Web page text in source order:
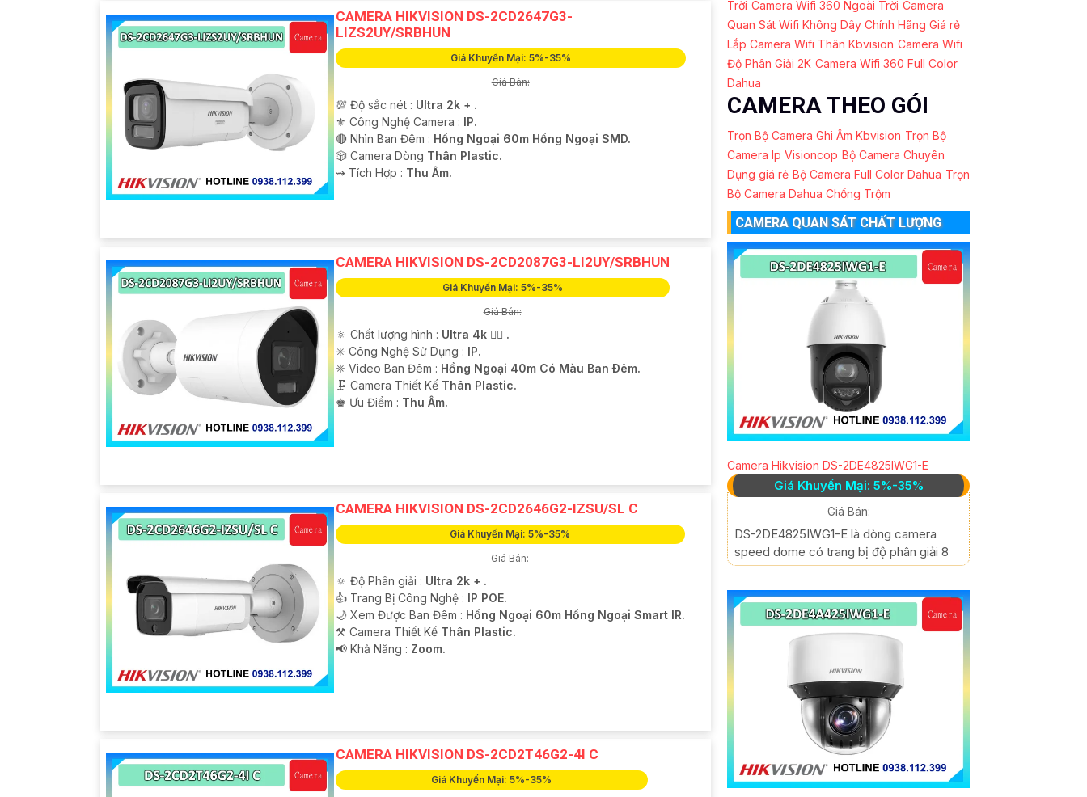
CAMERA HIKVISION DS-2CD2647G3-
LIZS2UY/SRBHUN
Giá Khuyến Mại: 5%-35%
Giá Bán:
💯 Độ sắc nét : Ultra 2k + .
⚜️ Công Nghệ Camera : IP.
🔴 Nhìn Ban Đêm : Hồng Ngoại 60m Hồng Ngoại SMD.
🎲 Camera Dòng Thân Plastic.
️⇝ Tích Hợp : Thu Âm.
CAMERA HIKVISION DS-2CD2087G3-LI2UY/SRBHUN
Giá Khuyến Mại: 5%-35%
Giá Bán:
🔅 Chất lượng hình : Ultra 4k 👍🏾 .
✳️ Công Nghệ Sử Dụng : IP.
❈ Video Ban Đêm : Hồng Ngoại 40m Có Màu Ban Ðêm.
🗜️ Camera Thiết Kế Thân Plastic.
️♚ Ưu Điểm : Thu Âm.
CAMERA HIKVISION DS-2CD2646G2-IZSU/SL C
Giá Khuyến Mại: 5%-35%
Giá Bán:
🔅 Độ Phân giải : Ultra 2k + .
👍 Trang Bị Công Nghệ : IP POE.
🌙 Xem Được Ban Đêm : Hồng Ngoại 60m Hồng Ngoại Smart IR.
⚒ Camera Thiết Kế Thân Plastic.
️📢 Khả Năng : Zoom.
CAMERA HIKVISION DS-2CD2T46G2-4I C
Giá Khuyến Mại: 5%-35%
Trời Camera Wifi 360 Ngoài Trời Camera
Quan Sát Wifi Không Dây Chính Hãng Giá rẻ
Lắp Camera Wifi Thân Kbvision Camera Wifi
Độ Phân Giải 2K Camera Wifi 360 Full Color
Dahua
CAMERA THEO GÓI
Trọn Bộ Camera Ghi Âm Kbvision Trọn Bộ
Camera Ip Visioncop Bộ Camera Chuyên
Dụng giá rẻ Bộ Camera Full Color Dahua Trọn
Bộ Camera Dahua Chống Trộm
CAMERA QUAN SÁT CHẤT LƯỢNG
Camera Hikvision DS-2DE4825IWG1-E
Giá Khuyến Mại: 5%-35%
Giá Bán:
DS-2DE4825IWG1-E là dòng camera
speed dome có trang bị độ phân giải 8